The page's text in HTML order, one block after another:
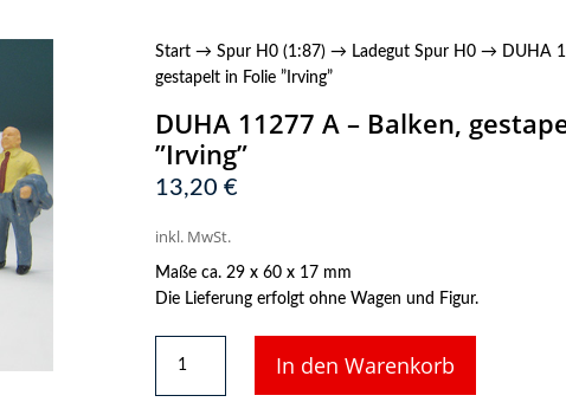
Start→ Spur H0 (1:87)→ Ladegut Spur H0→ DUHA
gestapelt in Folie ”Irving”
DUHA 11277 A – Balken,
”Irving”
13,20 €
inkl. MwSt.
Maße ca. 29 x 60 x 17 mm
Die Lieferung erfolgt ohne Wagen und Figur.
11277
A
In den Warenkorb